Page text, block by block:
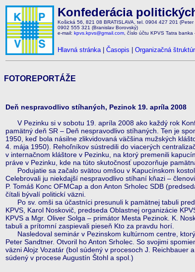
Konfederácia
Košická 56, 821 08 BRATISLAVA, tel. 0904 427 201 (Peter
0902 555 321 (Branislav Borovský)
e-mail: kpvs.kpvs@gmail.com , číslo účtu KPVS Tatra
Hlavná stránka| Časopis Organizačná
FOTOREPORTÁŽE
Deň nespravodlivo stíhaných, Pezinok 19. apríla 2008
V Pezinku si v sobotu 19. apríla 2008 ako každý rok
pamätný deň SR – Deň nespravodlivo stíhaných. Ten je
1950, keď bola násilne zlikvidovaná väčšina mužských
4. mája 1950). Rehoľníkov sústredili do viacerých
v internačnom kláštore v Pezinku, na ktorý premenili
práve v Pezinku, kde na túto skutočnosť upozorňuje
Podujatie sa začalo svätou omšou v Kapucínskom
Celebrovali ju niekdajší nespravodlivo stíhaní kňazi –
P. Tomáš Konc OFMCap a don Anton Srholec SDB
čítali bývalí politickí väzni.
Po sv. omši sa účastníci presunuli k pamätnej tabuli
KPVS, Karol Noskovič, predseda Oblastnej organizácie
KPVS a Mgr. Oliver Solga – primátor Mesta Pezinok. K.
tabuli a prítomní zaspievali pieseň Kto za pravdu horí.
Nasledoval seminár v Pezinskom kultúrnom centre,
Peter Sandtner. Otvoril ho Anton Srholec. So svojimi
väzni Alojz Vozatár (bol súdený v procesoch J. Reichbauer
súdený v procese Augustín Štohl a spol.)